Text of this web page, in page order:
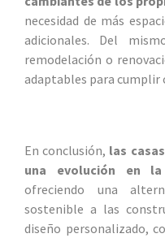
necesidad de más
adicionales. Del
remodelación o
adaptables para cumplir
En conclusión, las
una evolución en
ofreciendo una
sostenible a las
diseño personalizado,